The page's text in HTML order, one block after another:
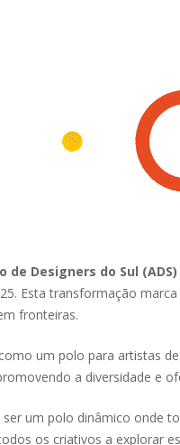
de Designers do Sul (ADS)
Esta transformação
fronteiras.
um polo para artistas
a diversidade e
ser um polo dinâmico onde
os criativos a explorar